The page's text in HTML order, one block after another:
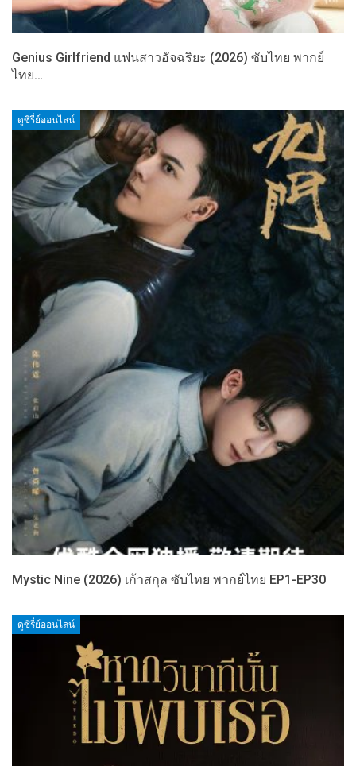
Genius Girlfriend แฟนสาวอัจฉริยะ (2026) ซับไทย พากย์
ไทย…
ดูซีรี่ย์ออนไลน์
Mystic Nine (2026) เก้าสกุล ซับไทย พากย์ไทย EP1-EP30
ดูซีรี่ย์ออนไลน์